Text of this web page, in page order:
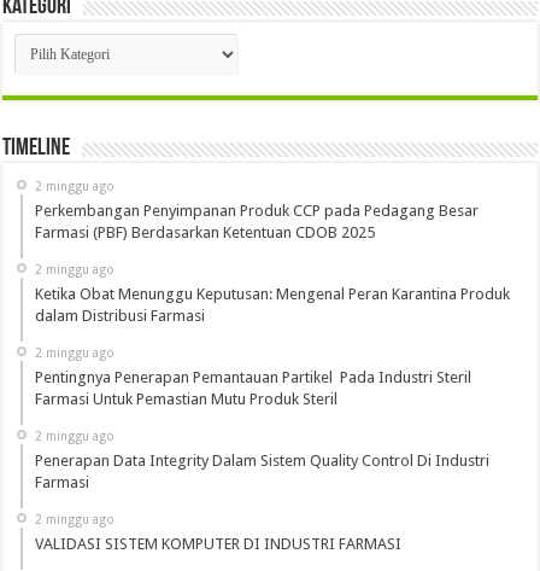
Kategori
Kategori
Timeline
2 minggu ago
Perkembangan Penyimpanan Produk CCP pada Pedagang Besar
Farmasi (PBF) Berdasarkan Ketentuan CDOB 2025
2 minggu ago
Ketika Obat Menunggu Keputusan: Mengenal Peran Karantina Produk
dalam Distribusi Farmasi
2 minggu ago
Pentingnya Penerapan Pemantauan Partikel Pada Industri Steril
Farmasi Untuk Pemastian Mutu Produk Steril
2 minggu ago
Penerapan Data Integrity Dalam Sistem Quality Control Di Industri
Farmasi
2 minggu ago
VALIDASI SISTEM KOMPUTER DI INDUSTRI FARMASI